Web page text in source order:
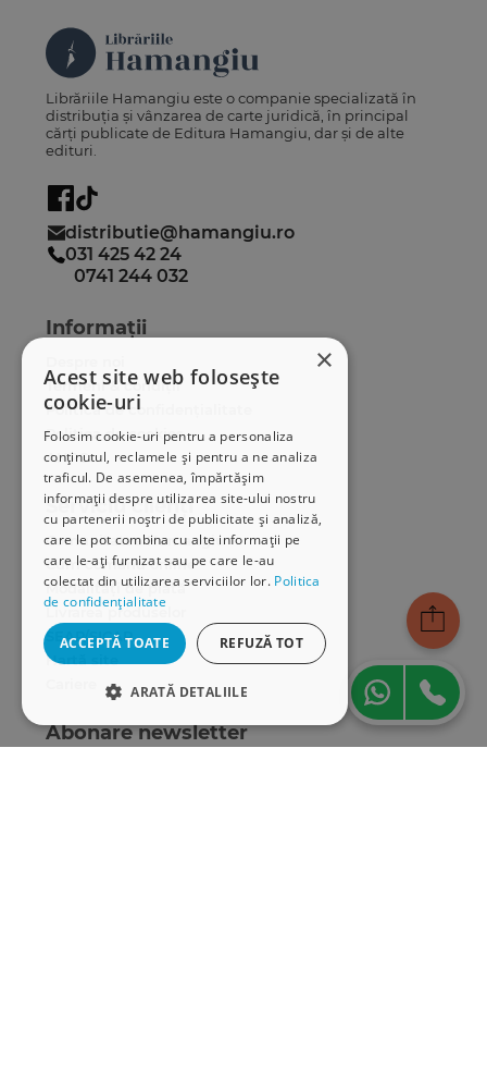
×
Acest site web folosește
cookie-uri
Folosim cookie-uri pentru a personaliza
conținutul, reclamele și pentru a ne analiza
traficul. De asemenea, împărtășim
informații despre utilizarea site-ului nostru
cu partenerii noștri de publicitate și analiză,
care le pot combina cu alte informații pe
care le-ați furnizat sau pe care le-au
colectat din utilizarea serviciilor lor. Politica
de confidențialitate
ACCEPTĂ TOATE REFUZĂ TOT
ARATĂ DETALIILE
STRICT NECESARE
Librăriile Hamangiu este o companie specializată în
distribuția și vânzarea de carte juridică, în principal
cărți publicate de Editura Hamangiu, dar și de alte
edituri.
distributie@hamangiu.ro
031 425 42 24
0741 244 032
Informații
Termeni & condiții
Politica de confidențialitate
Politica de cookies
ANPC
Serviciu clienți
Comunitatea Hamangiu
Cum comand online
Modalități de plată
Livrarea produselor
SEAP/SICAP
Hartă site
Abonare newsletter